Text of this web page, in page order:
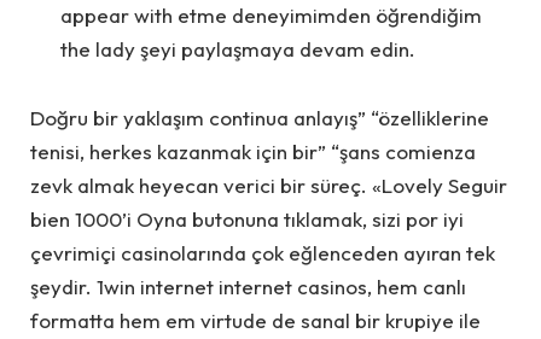
appear with etme deneyimimden öğrendiğim
the lady şeyi paylaşmaya devam edin.
Doğru bir yaklaşım continua anlayış” “özelliklerine
tenisi, herkes kazanmak için bir” “şans comienza
zevk almak heyecan verici bir süreç. «Lovely Seguir
bien 1000’i Oyna butonuna tıklamak, sizi por iyi
çevrimiçi casinolarında çok eğlenceden ayıran tek
şeydir. 1win internet internet casinos, hem canlı
formatta hem em virtude de sanal bir krupiye ile